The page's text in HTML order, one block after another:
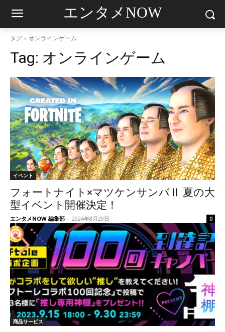
エンタメNOW
タグ オンラインゲーム
Tag: オンラインゲーム
イベント
フォートナイト×マツケンサンバⅡ 夏の大
型イベント開催決定！
エンタメNOW 編集部 - 2024年8月29日 0
商品サービス